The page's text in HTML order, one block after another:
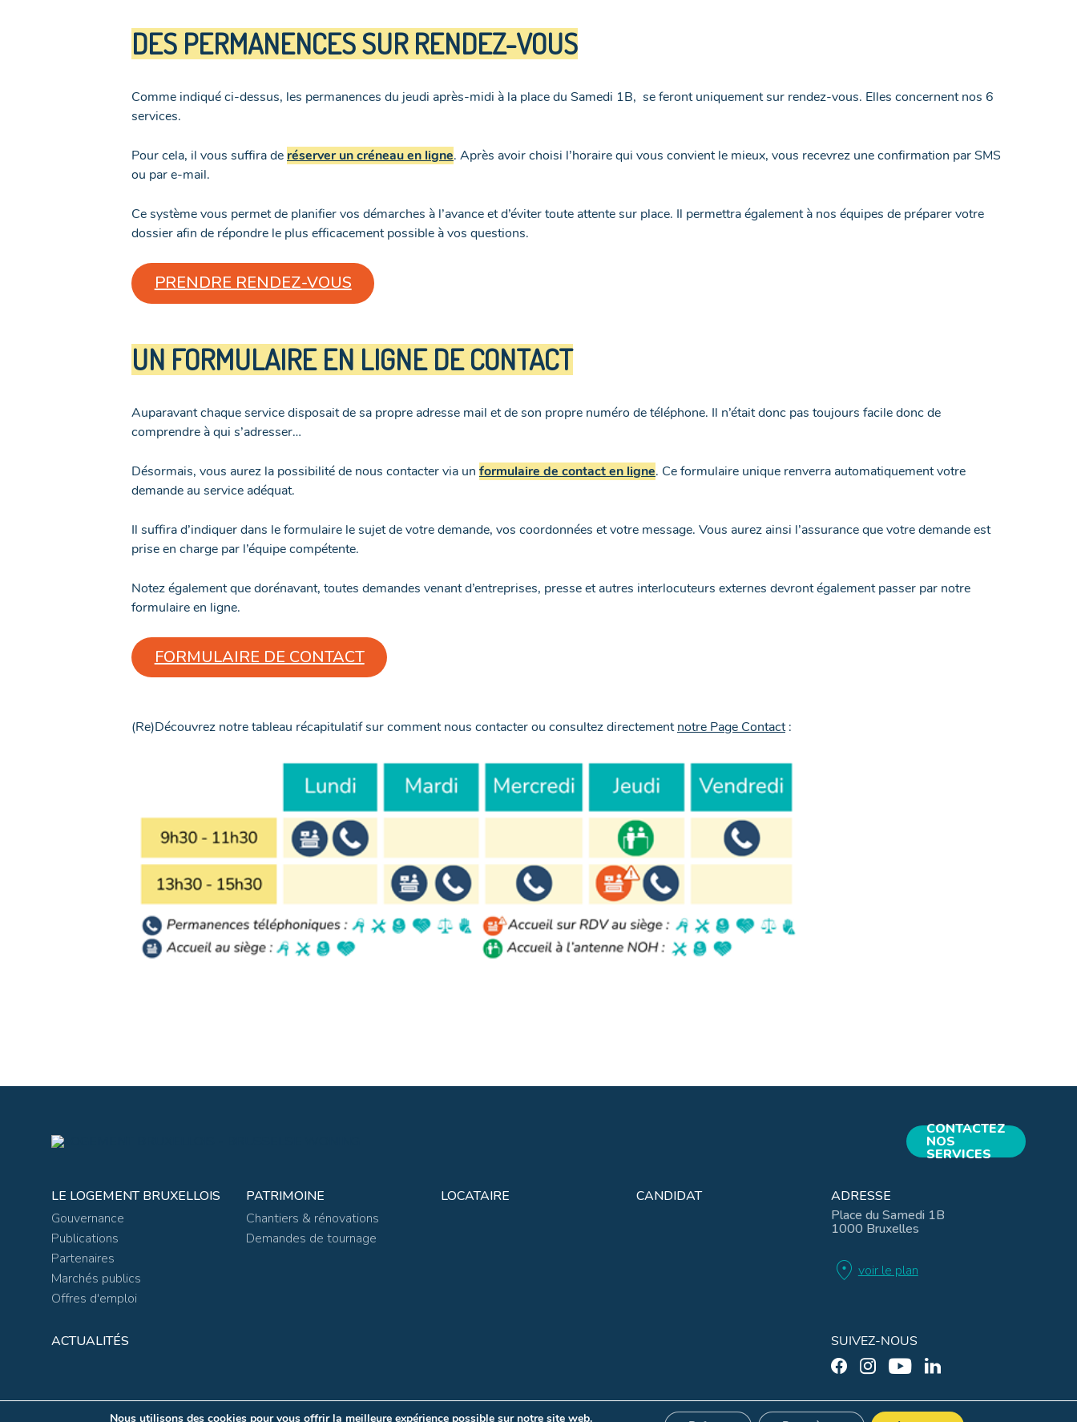
DES PERMANENCES SUR RENDEZ-VOUS
Comme indiqué ci-dessus, les permanences du jeudi après-midi à la place du Samedi 1B, se feront uniquement sur rendez-vous. Elles concernent nos 6
services.
Pour cela, il vous suffira de réserver un créneau en ligne. Après avoir choisi l’horaire qui vous convient le mieux, vous recevrez une confirmation par SMS
ou par e-mail.
Ce système vous permet de planifier vos démarches à l’avance et d’éviter toute attente sur place. Il permettra également à nos équipes de préparer votre
dossier afin de répondre le plus efficacement possible à vos questions.
PRENDRE RENDEZ-VOUS
UN FORMULAIRE EN LIGNE DE CONTACT
Auparavant chaque service disposait de sa propre adresse mail et de son propre numéro de téléphone. Il n’était donc pas toujours facile donc de
comprendre à qui s’adresser…
Désormais, vous aurez la possibilité de nous contacter via un formulaire de contact en ligne. Ce formulaire unique renverra automatiquement votre
demande au service adéquat.
Il suffira d’indiquer dans le formulaire le sujet de votre demande, vos coordonnées et votre message. Vous aurez ainsi l’assurance que votre demande est
prise en charge par l’équipe compétente.
Notez également que dorénavant, toutes demandes venant d’entreprises, presse et autres interlocuteurs externes devront également passer par notre
formulaire en ligne.
FORMULAIRE DE CONTACT
(Re)Découvrez notre tableau récapitulatif sur comment nous contacter ou consultez directementnotre Page Contact:
CONTACTEZ
NOS
SERVICES
LE LOGEMENT BRUXELLOIS
Gouvernance
Publications
Partenaires
Marchés publics
Offres d'emploi
PATRIMOINE
Chantiers & rénovations
Demandes de tournage
LOCATAIRE CANDIDAT
ADRESSE
Place du Samedi 1B
1000 Bruxelles
location_on voir le plan
SUIVEZ-NOUS
ACTUALITÉS
Nous utilisons des cookies pour vous offrir la meilleure expérience possible sur notre site web.